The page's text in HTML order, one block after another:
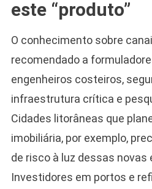
este “produto”
O conhecimento sobre
recomendado a
engenheiros costeiros,
infraestrutura crítica e
Cidades litorâneas que
imobiliária, por exemplo,
de risco à luz dessas novas
Investidores em portos e